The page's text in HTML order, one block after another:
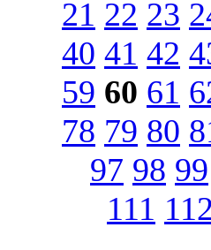
21 22 23
40 41 42
59 60 61
78 79 80
97 98 99
111 112